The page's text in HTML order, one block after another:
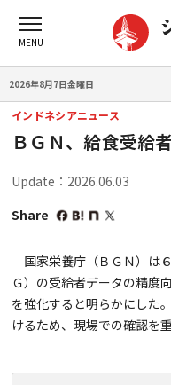
2026年8月7日金曜日
インドネシアニュース
ＢＧＮ、給食受給
Update：2026.06.03
Share
国家栄養庁（ＢＧＮ）は
Ｇ）の受給者データの精度
を強化すると明らかにした
けるため、現場での確認